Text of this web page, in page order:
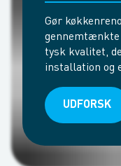
Gør
gennemtænkte
tysk kvalitet,
installation og
UDFORSK